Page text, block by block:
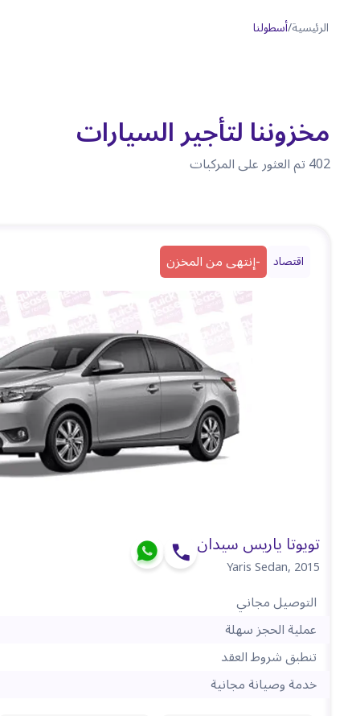
الرئيسية/أسطولنا
مخزوننا لتأجير السيارات
402تم العثور على المركبات
اقتصاد -إنتهى من المخزن
تويوتا ياريس سيدان
Yaris Sedan,2015
التوصيل مجاني
عملية الحجز سهلة
تنطبق شروط العقد
خدمة وصيانة مجانية